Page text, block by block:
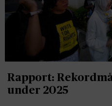
Rapport:
under 2025